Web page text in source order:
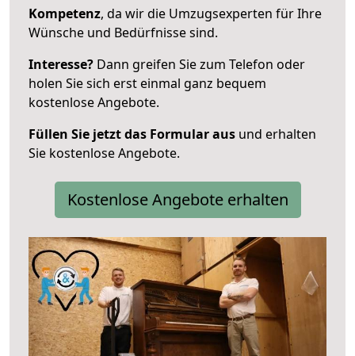
Kompetenz, da wir die Umzugsexperten für Ihre
Wünsche und Bedürfnisse sind.
Interesse? Dann greifen Sie zum Telefon oder
holen Sie sich erst einmal ganz bequem
kostenlose Angebote.
Füllen Sie jetzt das Formular aus und erhalten
Sie kostenlose Angebote.
Kostenlose Angebote erhalten